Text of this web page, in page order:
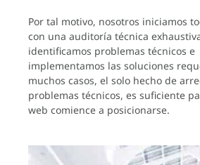
Por tal motivo, nosotros iniciamos
con una auditoría técnica
identificamos problemas técnicos e
implementamos las soluciones
muchos casos, el solo hecho de
problemas técnicos, es suficiente
web comience a posicionarse.